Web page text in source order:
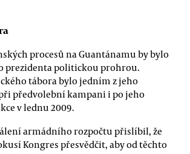
procesů na Guantánamu by bylo
prezidenta politickou prohrou.
tábora bylo jedním z jeho
předvolební kampani i po jeho
v lednu 2009.
armádního rozpočtu přislíbil, že
Kongres přesvědčit, aby od těchto